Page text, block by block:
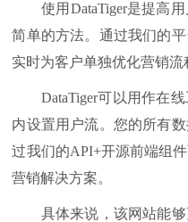
使用DataTiger是提高用
简单的方法。通过我们的
实时为客户单独优化营销流
DataTiger可以用作在线
内设置用户流。您的所有
过我们的API+开源前端组
营销解决方案。
具体来说，该网站能够